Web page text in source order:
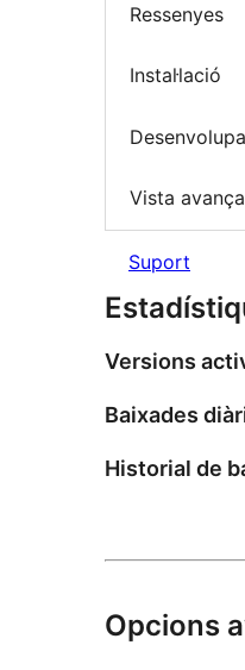
Ressenyes
Instal·lació
Vista
Suport
Versions
Baixades
Historial de
Opcions